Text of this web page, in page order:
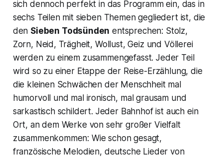
sich dennoch perfekt in das Programm ein, das in
sechs Teilen mit sieben Themen gegliedert ist, die
den Sieben Todsünden entsprechen: Stolz,
Zorn, Neid, Trägheit, Wollust, Geiz und Völlerei
werden zu einem zusammengefasst. Jeder Teil
wird so zu einer Etappe der Reise-Erzählung, die
die kleinen Schwächen der Menschheit mal
humorvoll und mal ironisch, mal grausam und
sarkastisch schildert. Jeder Bahnhof ist auch ein
Ort, an dem Werke von sehr großer Vielfalt
zusammenkommen: Wie schon gesagt,
französische Melodien, deutsche Lieder von